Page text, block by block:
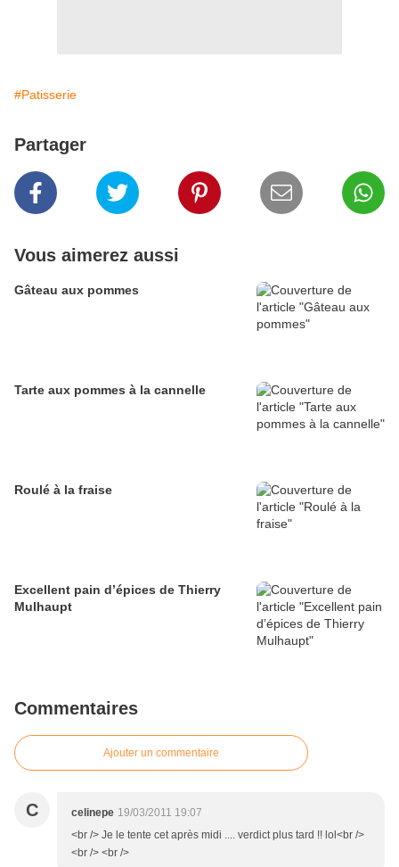
#Patisserie
Partager
Vous aimerez aussi
Gâteau aux pommes
Tarte aux pommes à la cannelle
Roulé à la fraise
Excellent pain d’épices de Thierry
Mulhaupt
Commentaires
Ajouter un commentaire
C celinepe 19/03/2011 19:07
<br /> Je le tente cet après midi .... verdict plus tard !! lol<br />
<br /> <br />